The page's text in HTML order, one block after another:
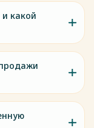
и какой